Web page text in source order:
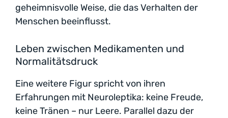
geheimnisvolle Weise, die das Verhalten der
Menschen beeinflusst.
Leben zwischen Medikamenten und
Normalitätsdruck
Eine weitere Figur spricht von ihren
Erfahrungen mit Neuroleptika: keine Freude,
keine Tränen – nur Leere. Parallel dazu der